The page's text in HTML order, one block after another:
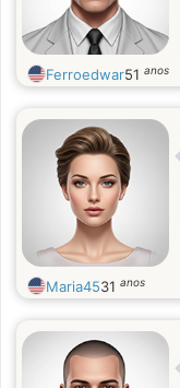
Ferroedwar51 anos
Maria4531 anos